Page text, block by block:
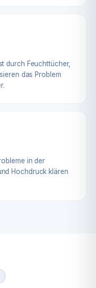
durch Feuchttücher,
das Problem
in der
Hochdruck klären